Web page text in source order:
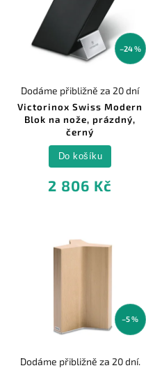
–24 %
Victorinox Swiss Modern
Blok na nože, prázdný,
černý
Dodáme přibližně za 20 dní
2 806 Kč
Do košíku
–5 %
Dodáme přibližně za 20 dní.